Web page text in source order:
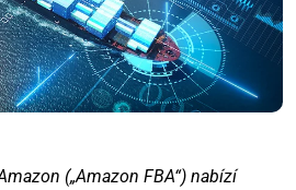
(„Amazon FBA“) nabízí